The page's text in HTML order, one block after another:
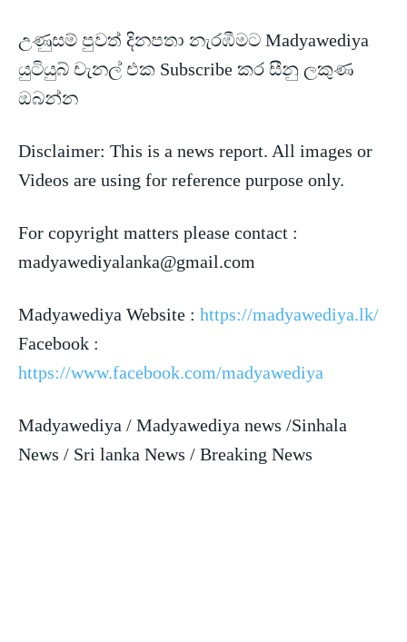
උණුසම් පුවත් දිනපතා නැරඹීමට Madyawediya
යුටියුබ් චැනල් එක Subscribe කර සීනු ලකුණ
ඔබන්න
Disclaimer: This is a news report. All images or
Videos are using for reference purpose only.
For copyright matters please contact :
madyawediyalanka@gmail.com
Madyawediya Website : https://madyawediya.lk/
Facebook :
https://www.facebook.com/madyawediya
Madyawediya / Madyawediya news /Sinhala
News / Sri lanka News / Breaking News